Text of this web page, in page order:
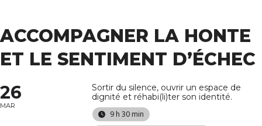
ACCOMPAGNER LA HONTE
ET LE SENTIMENT D’ÉCHEC
26
MAR
Sortir du silence, ouvrir un espace de
dignité et réhabi(li)ter son identité.
9 h 30 min